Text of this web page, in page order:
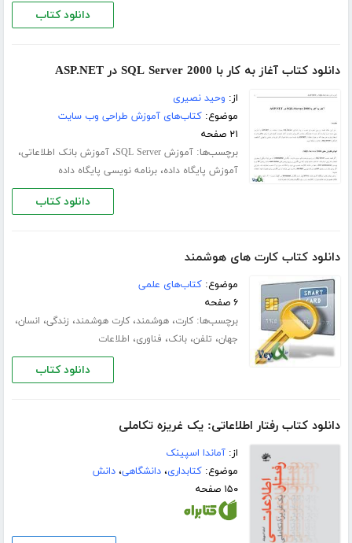
دانلود کتاب
دانلود کتاب آغاز به کار با SQL Server 2000 در ASP.NET
از: وحید نصیری
موضوع:کتاب‌های آموزش طراحی وب سایت
۲۱ صفحه
برچسب‌ها:آموزش SQL Server ،آموزش بانک اطلاعاتی،
آموزش پایگاه داده،برنامه نویسی پایگاه داده
دانلود کتاب
دانلود کتاب کارت های هوشمند
موضوع:کتاب‌های علمی
۶ صفحه
برچسب‌ها:کارت،هوشمند،کارت هوشمند، زندگی، انسان،
جهان، تلفن،بانک، فناوری، اطلاعات
دانلود کتاب
دانلود کتاب رفتار اطلاعاتی: یک غریزه تکاملی
از:آماندا اسپینک
موضوع:کتابداری،دانشگاهی،دانش
۱۵۰ صفحه